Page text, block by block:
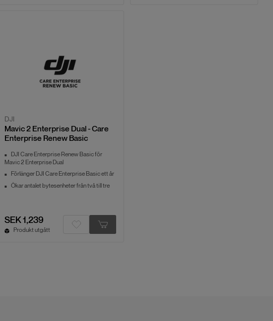
DJI
Mavic 2 Enterprise Dual - Care
Enterprise Renew Basic
DJI Care Enterprise Renew Basic för
Mavic 2 Enterprise Dual
Förlänger DJI Care Enterprise Basic ett år
Ökar antalet bytesenheter från två till tre
SEK 1,239
Produkt utgått